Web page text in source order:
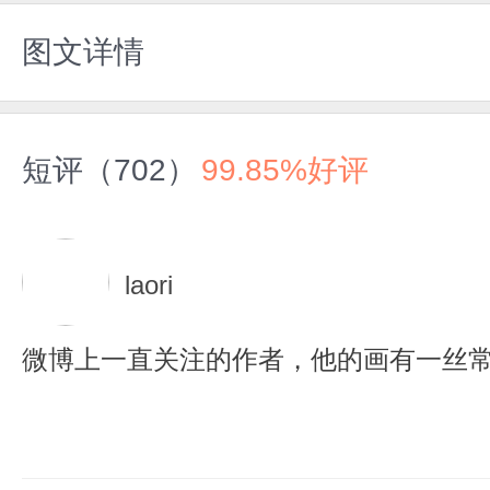
图文详情
短评（702） 99.85%好评
laori
微博上一直关注的作者，他的画有一丝